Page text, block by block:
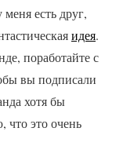
есть друг,
идея.
поработайте с
вы подписали
хотя бы
что это очень